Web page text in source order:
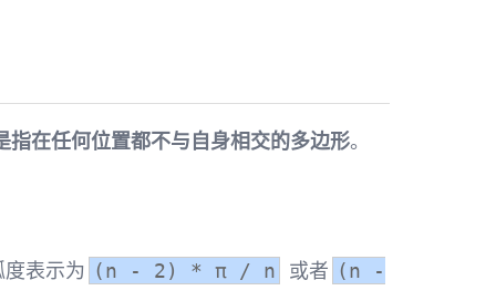
在任何位置都不与自身相交的多边形。
表示为 (n - 2) * π / n 或者 (n -